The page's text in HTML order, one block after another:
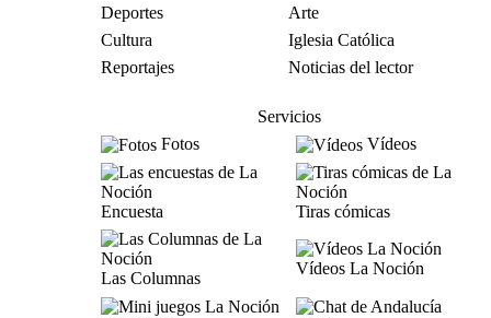
Deportes
Arte
Cultura
Iglesia Católica
Reportajes
Noticias del lector
Servicios
Fotos
Vídeos
Encuesta Tiras cómicas
Las Columnas
Vídeos La Noción